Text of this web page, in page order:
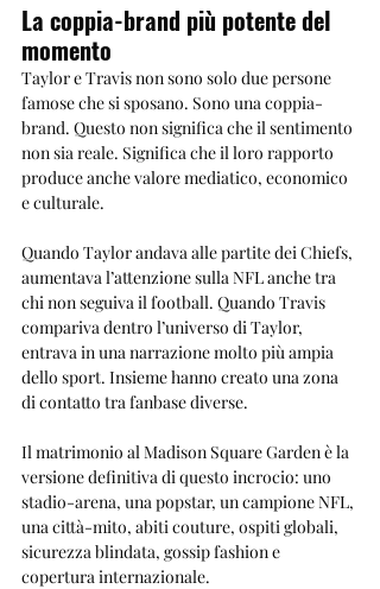
La coppia-brand più potente del
momento
Taylor e Travis non sono solo due persone
famose che si sposano. Sono una coppia-
brand. Questo non significa che il sentimento
non sia reale. Significa che il loro rapporto
produce anche valore mediatico, economico
e culturale.
Quando Taylor andava alle partite dei Chiefs,
aumentava l’attenzione sulla NFL anche tra
chi non seguiva il football. Quando Travis
compariva dentro l’universo di Taylor,
entrava in una narrazione molto più ampia
dello sport. Insieme hanno creato una zona
di contatto tra fanbase diverse.
Il matrimonio al Madison Square Garden è la
versione definitiva di questo incrocio: uno
stadio-arena, una popstar, un campione NFL,
una città-mito, abiti couture, ospiti globali,
sicurezza blindata, gossip fashion e
copertura internazionale.